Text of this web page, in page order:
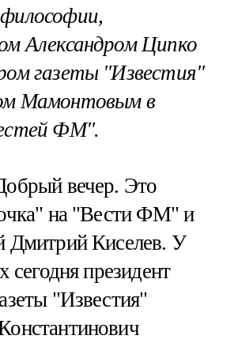
Александром Ципко
газеты "Известия"
Мамонтовым в
ФМ".
вечер. Это
на "Вести ФМ" и
Дмитрий Киселев. У
сегодня президент
"Известия"